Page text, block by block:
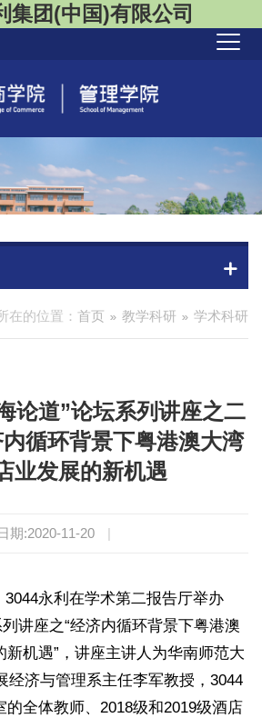
集团(中国)有限公司
在的位置： 首页 教学科研 学术科研
论道”论坛系列讲座之二
循环背景下粤港澳大湾
业发展的新机遇
期:2020-11-20 |
永利在学术第二报告厅举办
讲座之“经济内循环背景下粤港澳
新机遇”，讲座主讲人为华南师范大
经济与管理系主任李军教授，3044
的全体教师、2018级和2019级酒店